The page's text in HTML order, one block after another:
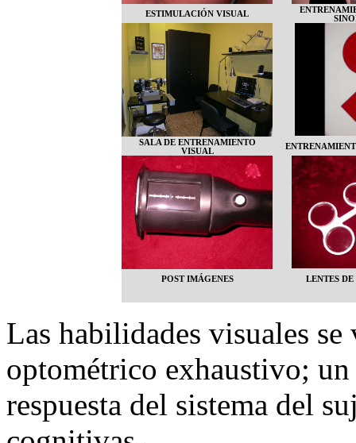
ESTIMULACIÓN VISUAL
SALA DE ENTRENAMIENTO
VISUAL
POST IMÁGENES LENTES
Las habilidades visuales
optométrico exhaustivo;
respuesta del sistema del